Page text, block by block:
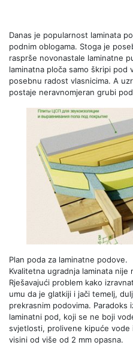
Danas je popularnost laminata
podnim oblogama. Stoga je
rasprše novonastale laminatne
laminatna ploča samo škripi
posebnu radost vlasnicima. A
postaje neravnomjeran grubi
Plan poda za laminatne podove.
Kvalitetna ugradnja laminata
Rješavajući problem kako
umu da je glatkiji i jači temelj,
prekrasnim podovima.
laminatni pod, koji se ne boji
svjetlosti, prolivene kipuće vode
visini od više od 2 mm opasna.